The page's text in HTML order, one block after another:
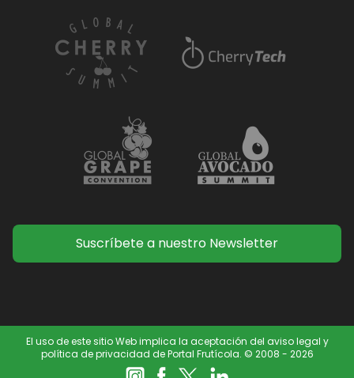
Suscríbete a nuestro Newsletter
El uso de este sitio Web implica la aceptación del aviso legal y
política de privacidad de Portal Frutícola. © 2008 - 2026